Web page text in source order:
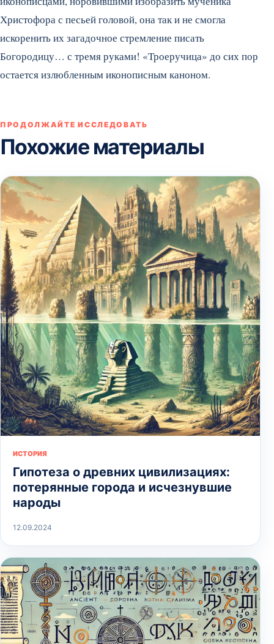
Христофора с песьей головой, она так и не смогла
искоренить их загадочное стремление писать
Богородицу… с тремя руками! «Троеручица» до сих пор
остается излюбленным иконописным каноном.
ПРОДОЛЖАЙТЕ ИССЛЕДОВАТЬ
Похожие материалы
ИСТОРИЯ
Гипотеза о древних цивилизациях:
потерянные города и исчезнувшие
народы
12.09.2024